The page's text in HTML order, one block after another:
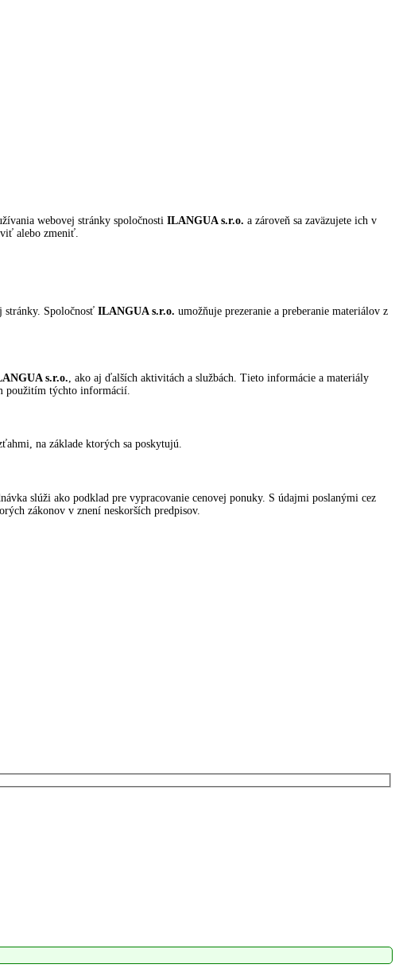
webovej stránky spoločnosti ILANGUA s.r.o. a zároveň sa zaväzujete ich v
alebo zmeniť.
stránky. Spoločnosť ILANGUA s.r.o. umožňuje prezeranie a preberanie materiálov z
s.r.o. , ako aj ďalších aktivitách a službách. Tieto informácie a materiály
použitím týchto informácií.
na základe ktorých sa poskytujú.
slúži ako podklad pre vypracovanie cenovej ponuky. S údajmi poslanými cez
zákonov v znení neskorších predpisov.